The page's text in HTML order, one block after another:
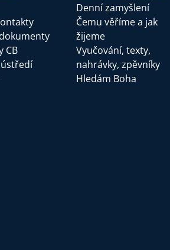
CB
Denní zamyšlení
Čemu věříme a jak
žijeme
Vyučování, texty,
nahrávky, zpěvníky
Hledám Boha